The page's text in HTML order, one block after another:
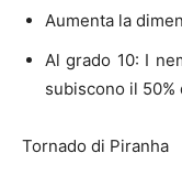
Aumenta la
Al grado 10: I
subiscono il
Tornado di Piranha